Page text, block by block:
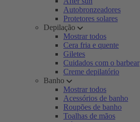
Autobronzeadores
Protetores solares
Depilação
Mostrar todos
Cera fria e quente
Giletes
Cuidados com o barbear
Creme depilatório
Banho
Mostrar todos
Acessórios de banho
Roupões de banho
Toalhas de mãos